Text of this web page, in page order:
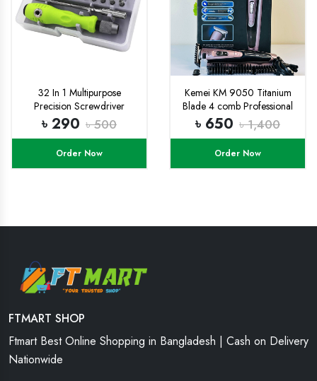
32 In 1 Multipurpose
Precision Screwdriver
Disassemble Electronic
Repair Tool
৳ 290 ৳ 500
Order Now
Kemei KM 9050 Titanium
Blade 4 comb Professional
Trimmer and Hair clipper for
men with free rechargable
Battery
৳ 650 ৳ 1,400
Order Now
FTMART SHOP
Ftmart Best Online Shopping in Bangladesh | Cash on Delivery
Nationwide